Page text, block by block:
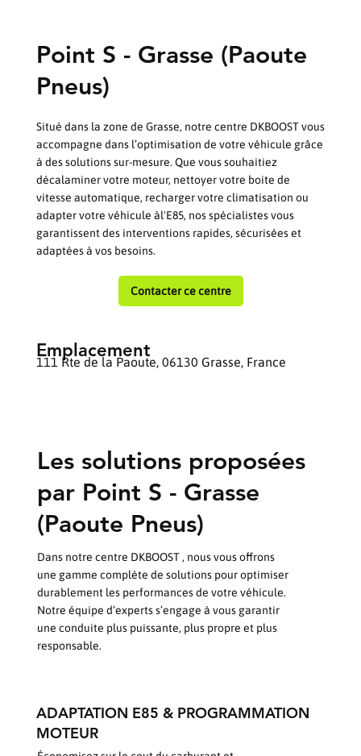
Point S - Grasse (Paoute
Pneus)
Situé dans la zone de Grasse, notre centre DKBOOST vous
accompagne dans l’optimisation de votre véhicule grâce
à des solutions sur-mesure. Que vous souhaitiez
décalaminer votre moteur, nettoyer votre boite de
vitesse automatique, recharger votre climatisation ou
adapter votre véhicule àl'E85, nos spécialistes vous
garantissent des interventions rapides, sécurisées et
adaptées à vos besoins.
Contacter ce centre
Emplacement
111 Rte de la Paoute, 06130 Grasse, France
Les solutions proposées
par Point S - Grasse
(Paoute Pneus)
Dans notre centre DKBOOST , nous vous offrons
une gamme complète de solutions pour optimiser
durablement les performances de votre véhicule.
Notre équipe d’experts s’engage à vous garantir
une conduite plus puissante, plus propre et plus
responsable.
ADAPTATION E85 & PROGRAMMATION
MOTEUR